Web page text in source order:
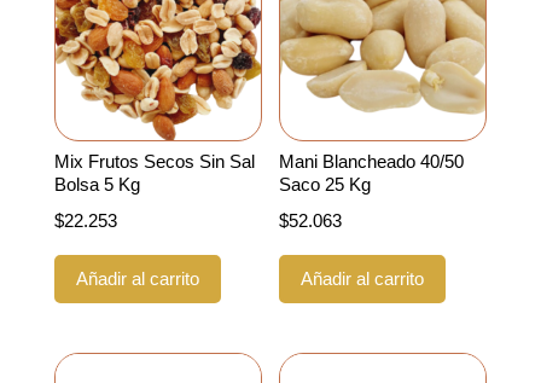
Mix Frutos Secos Sin Sal
Bolsa 5 Kg
$22.253
Añadir al carrito
Mani Blancheado 40/50
Saco 25 Kg
$52.063
Añadir al carrito